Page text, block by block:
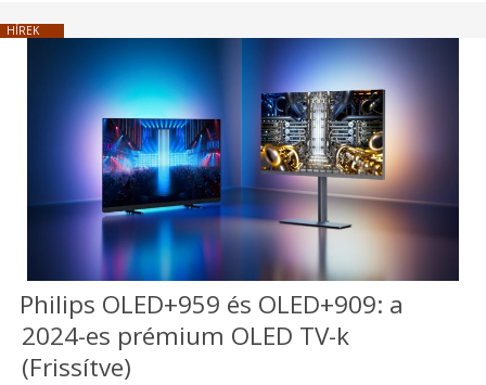
HÍREK
Philips OLED+959 és OLED+909: a
2024-es prémium OLED TV-k
(Frissítve)